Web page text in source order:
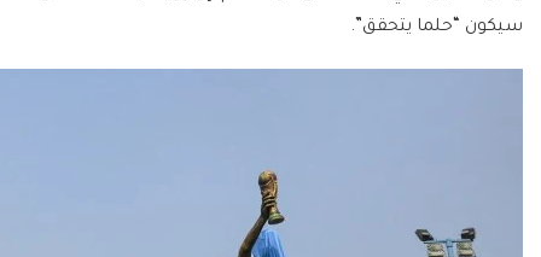
سيكون “حلما يتحقق”.